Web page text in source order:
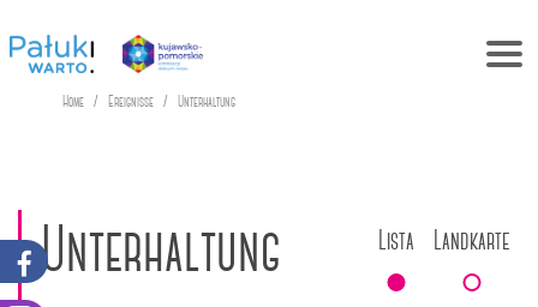
Home Ereignisse Unterhaltung
Unterhaltung Lista Landkarte